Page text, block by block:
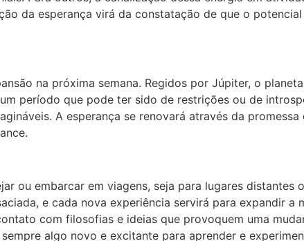
da esperança virá da constatação de que o
na próxima semana. Regidos por Júpiter, o
período que pode ter sido de restrições ou de
A esperança se renovará através da
ou embarcar em viagens, seja para lugares distantes
e cada nova experiência servirá para expandir a
com filosofias e ideias que provoquem uma
algo novo e excitante para aprender e